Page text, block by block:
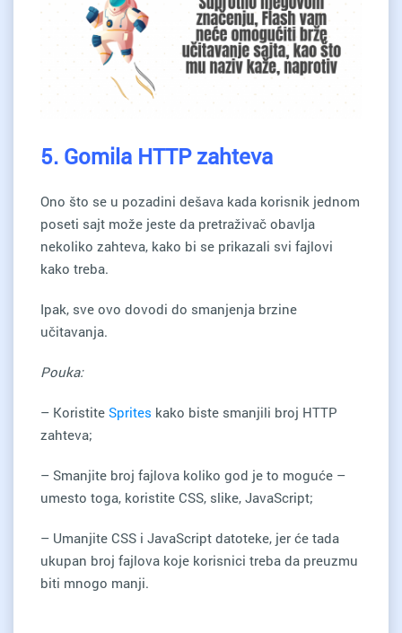
5. Gomila HTTP zahteva
Ono što se u pozadini dešava kada korisnik jednom
poseti sajt može jeste da pretraživač obavlja
nekoliko zahteva, kako bi se prikazali svi fajlovi
kako treba.
Ipak, sve ovo dovodi do smanjenja brzine
učitavanja.
Pouka:
– Koristite Sprites kako biste smanjili broj HTTP
zahteva;
– Smanjite broj fajlova koliko god je to moguće –
umesto toga, koristite CSS, slike, JavaScript;
– Umanjite CSS i JavaScript datoteke, jer će tada
ukupan broj fajlova koje korisnici treba da preuzmu
biti mnogo manji.